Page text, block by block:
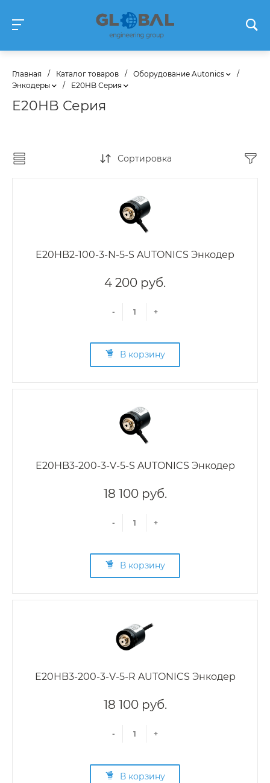
Главная / Каталог товаров / Оборудование Autonics
/
Энкодеры
/ E20HB Серия
E20HB Серия
Сортировка
E20HB2-100-3-N-5-S AUTONICS Энкодер
4 200 руб.
- +
В корзину
E20HB3-200-3-V-5-S AUTONICS Энкодер
18 100 руб.
- +
В корзину
E20HB3-200-3-V-5-R AUTONICS Энкодер
18 100 руб.
- +
В корзину